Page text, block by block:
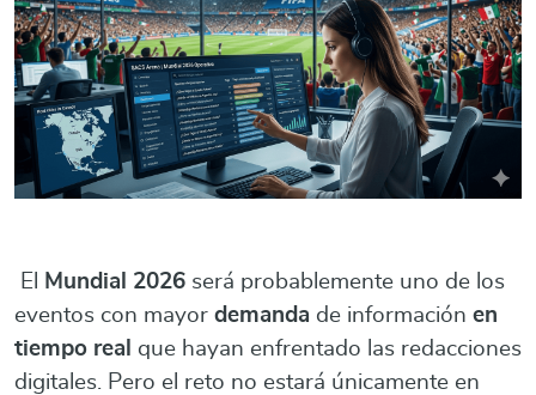
El Mundial 2026 será probablemente uno de los
eventos con mayor demanda de información en
tiempo real que hayan enfrentado las redacciones
digitales. Pero el reto no estará únicamente en